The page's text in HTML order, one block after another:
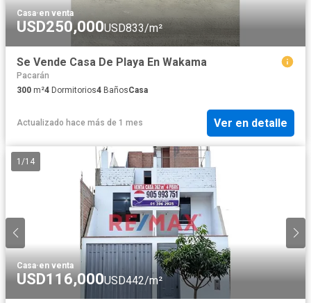
Casa·en venta
USD250,000USD833/m²
Se Vende Casa De Playa En Wakama
Pacarán
300 m²4 Dormitorios4 BañosCasa
Actualizado hace más de 1 mes Ver en detalle
1 /14
Casa·en venta
USD116,000USD442/m²